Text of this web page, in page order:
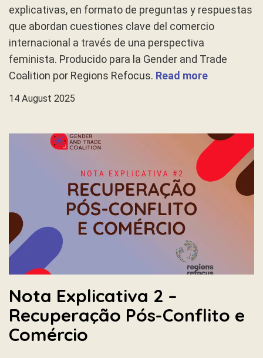
explicativas, en formato de preguntas y respuestas
que abordan cuestiones clave del comercio
internacional a través de una perspectiva
feminista. Producido para la Gender and Trade
Coalition por Regions Refocus. Read more
14 August 2025
Nota Explicativa 2 –
Recuperação Pós-Conflito e
Comércio